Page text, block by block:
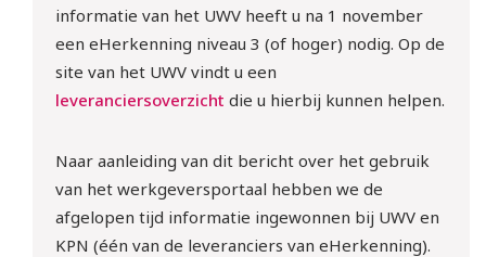
informatie van het UWV heeft u na 1 november
een eHerkenning niveau 3 (of hoger) nodig. Op de
site van het UWV vindt u een
leveranciersoverzicht die u hierbij kunnen helpen.
Naar aanleiding van dit bericht over het gebruik
van het werkgeversportaal hebben we de
afgelopen tijd informatie ingewonnen bij UWV en
KPN (één van de leveranciers van eHerkenning).